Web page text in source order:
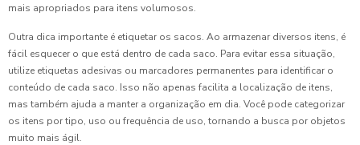
mais apropriados para itens volumosos.
Outra dica importante é etiquetar os sacos. Ao armazenar diversos itens, é
fácil esquecer o que está dentro de cada saco. Para evitar essa situação,
utilize etiquetas adesivas ou marcadores permanentes para identificar o
conteúdo de cada saco. Isso não apenas facilita a localização de itens,
mas também ajuda a manter a organização em dia. Você pode categorizar
os itens por tipo, uso ou frequência de uso, tornando a busca por objetos
muito mais ágil.